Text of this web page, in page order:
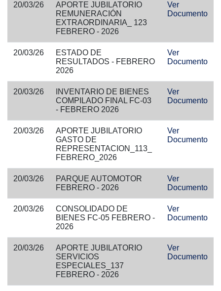
20/03/26
APORTE JUBILATORIO
REMUNERACIÓN
EXTRAORDINARIA_ 123
FEBRERO - 2026
Ver
Documento
20/03/26
ESTADO DE
RESULTADOS - FEBRERO
2026
Ver
Documento
20/03/26
INVENTARIO DE BIENES
COMPILADO FINAL FC-03
- FEBRERO 2026
Ver
Documento
20/03/26
APORTE JUBILATORIO
GASTO DE
REPRESENTACION_113_
FEBRERO_2026
Ver
Documento
20/03/26
PARQUE AUTOMOTOR
FEBRERO - 2026
Ver
Documento
20/03/26
CONSOLIDADO DE
BIENES FC-05 FEBRERO -
2026
Ver
Documento
20/03/26
APORTE JUBILATORIO
SERVICIOS
ESPECIALES_137
FEBRERO - 2026
Ver
Documento